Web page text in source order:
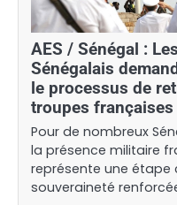
AES / Sénégal :
Sénégalais
le processus de
troupes françaises
Pour de nombreux
la présence militaire
représente une étape
souveraineté